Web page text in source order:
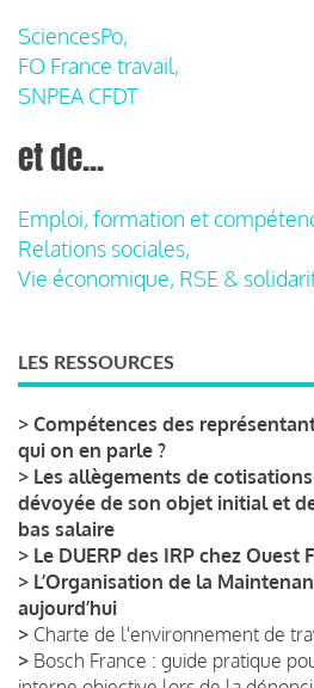
SciencesPo,
FO France travail,
SNPEA CFDT
et de...
Emploi, formation et
Relations sociales,
Vie économique, RSE &
LES RESSOURCES
> Compétences des
qui on en parle ?
> Les allègements de
dévoyée de son objet initial et
bas salaire
> Le DUERP des IRP chez Ouest
> L’Organisation de la
aujourd’hui
> Charte de l'environnement de
> Bosch France : guide pratique